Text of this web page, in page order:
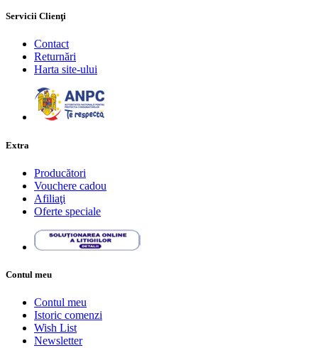
Servicii Clienţi
Contact
Returnări
Harta site-ului
Extra
Producători
Vouchere cadou
Afiliaţi
Oferte speciale
Contul meu
Contul meu
Istoric comenzi
Wish List
Newsletter